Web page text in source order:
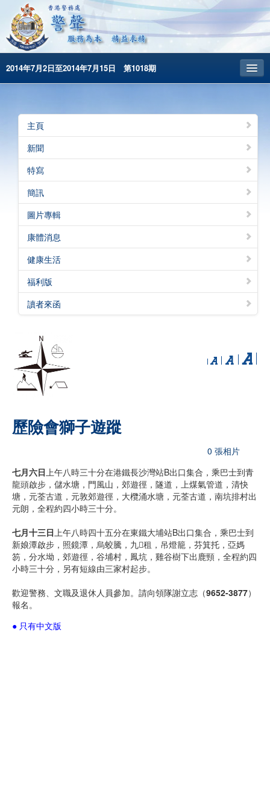
2014年7月2日至2014年7月15日 第1018期
昔日警聲
警務處主頁
简体版
English
主頁
新聞
特寫
簡訊
圖片專輯
康體消息
健康生活
福利版
讀者來函
歷險會獅子遊蹤
0 張相片
七月六日 上午八時三十分在港鐵長沙灣站B出口集合，乘巴士到青
龍頭啟步，儲水塘，門風山，郊遊徑，隧道，上煤氣管道，清快
塘，元荃古道，元敦郊遊徑，大欖涌水塘，元荃古道，南坑排村出
元朗，全程約四小時三十分。
七月十三日 上午八時四十五分在東鐵大埔站B出口集合，乘巴士到
新娘潭啟步，照鏡潭，烏蛟騰，九租，吊燈籠，芬箕托，亞媽
笏，分水坳，郊遊徑，谷埔村，鳳坑，雞谷樹下出鹿頸，全程約四
小時三十分，另有短線由三家村起步。
歡迎警務、文職及退休人員參加。請向領隊謝立志（9652-3877）
報名。
● 只有中文版